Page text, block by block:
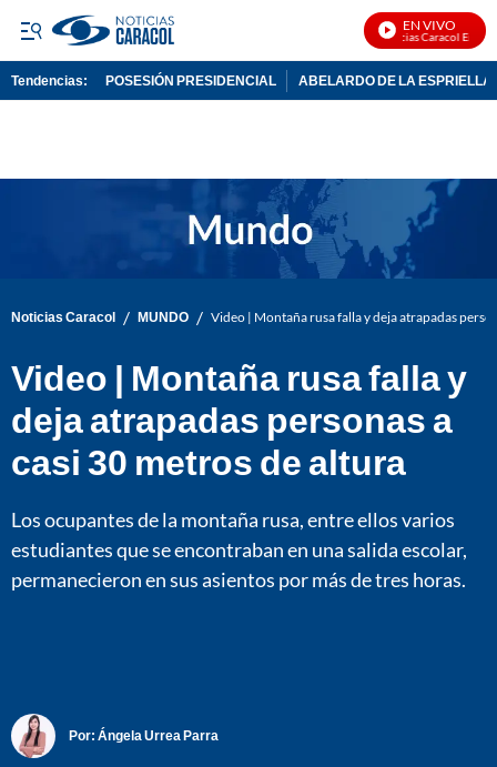
EN VIVO
Noticias Caracol En Vivo
Tendencias: POSESIÓN PRESIDENCIAL ABELARDO DE LA ESPRIELLA
Noticias Caracol / MUNDO / Video | Montaña rusa falla y deja atrapadas
Video | Montaña rusa falla y
deja atrapadas personas a
casi 30 metros de altura
Los ocupantes de la montaña rusa, entre ellos varios
estudiantes que se encontraban en una salida escolar,
permanecieron en sus asientos por más de tres horas.
Por: Ángela Urrea Parra